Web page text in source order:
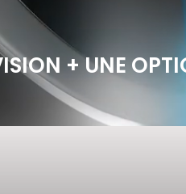
+ UNE